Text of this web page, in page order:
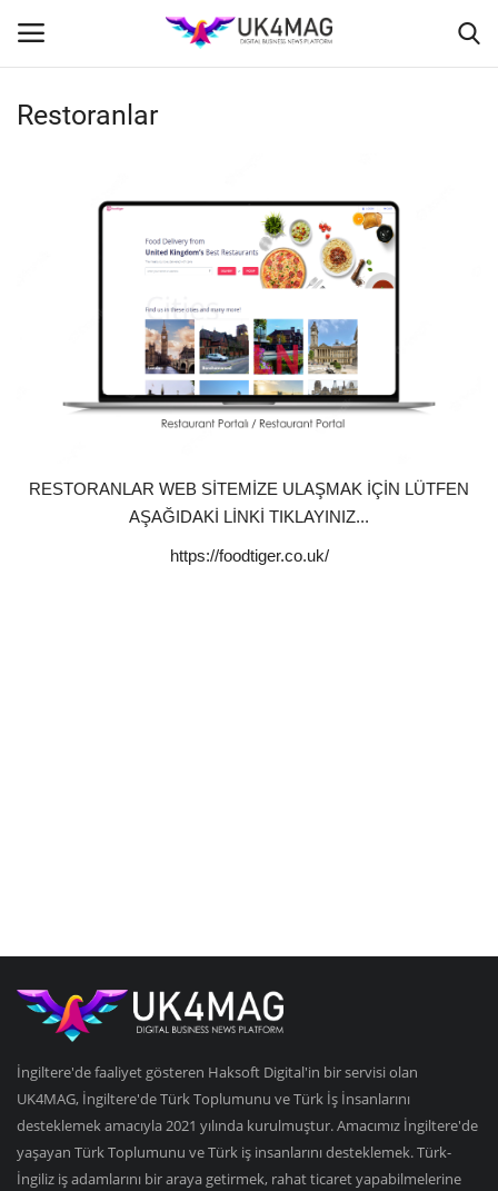
Giriş yapmak
Londra
Restoranlar
Etkinlik
Teknoloji
Hakkımızda
Restoranlar
RESTORANLAR WEB SİTEMİZE ULAŞMAK İÇİN LÜTFEN
AŞAĞIDAKİ LİNKİ TIKLAYINIZ...
https://foodtiger.co.uk/
İngiltere'de faaliyet gösteren Haksoft Digital'in bir servisi olan
UK4MAG, İngiltere'de Türk Toplumunu ve Türk İş İnsanlarını
desteklemek amacıyla 2021 yılında kurulmuştur. Amacımız İngiltere'de
yaşayan Türk Toplumunu ve Türk iş insanlarını desteklemek. Türk-
İngiliz iş adamlarını bir araya getirmek, rahat ticaret yapabilmelerine